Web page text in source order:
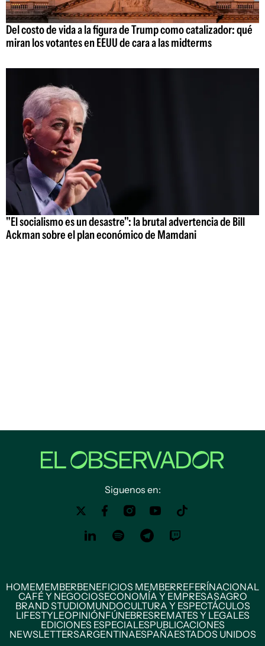
Del costo de vida a la figura de Trump como catalizador: qué
miran los votantes en EEUU de cara a las midterms
"El socialismo es un desastre": la brutal advertencia de Bill
Ackman sobre el plan económico de Mamdani
Siguenos en:
HOMEMEMBERBENEFICIOS MEMBERREFERÍNACIONAL
CAFÉ Y NEGOCIOSECONOMÍA Y EMPRESASAGRO
BRAND STUDIOMUNDOCULTURA Y ESPECTÁCULOS
LIFESTYLEOPINIÓNFÚNEBRESREMATES Y LEGALES
EDICIONES ESPECIALESPUBLICACIONES
NEWSLETTERSARGENTINAESPAÑAESTADOS UNIDOS